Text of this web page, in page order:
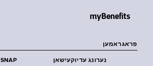
myBenefits
פראגראמען
SNAP נערונג עדיוקעישאן